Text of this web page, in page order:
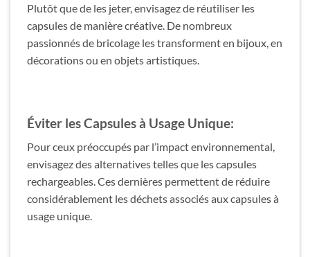
Plutôt que de les jeter, envisagez de réutiliser les
capsules de manière créative. De nombreux
passionnés de bricolage les transforment en bijoux, en
décorations ou en objets artistiques.
Éviter les Capsules à Usage Unique:
Pour ceux préoccupés par l’impact environnemental,
envisagez des alternatives telles que les capsules
rechargeables. Ces dernières permettent de réduire
considérablement les déchets associés aux capsules à
usage unique.